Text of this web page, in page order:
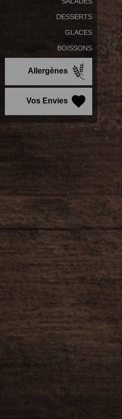
DESSERTS
GLACES
BOISSONS
Allergènes
Vos Envies